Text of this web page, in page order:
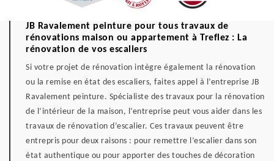
JB Ravalement peinture pour tous travaux de
rénovations maison ou appartement à Treflez : La
rénovation de vos escaliers
Si votre projet de rénovation intègre également la rénovation
ou la remise en état des escaliers, faites appel à l’entreprise JB
Ravalement peinture. Spécialiste des travaux pour la rénovation
de l’intérieur de la maison, l’entreprise peut vous aider dans les
travaux de rénovation d’escalier. Ces travaux peuvent être
entrepris pour deux raisons : pour remettre l’escalier dans son
état authentique ou pour apporter des touches de décoration